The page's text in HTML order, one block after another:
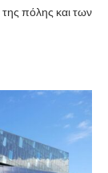
της πόλης και των